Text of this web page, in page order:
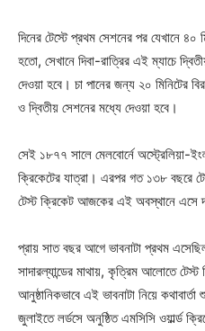
দিনের টেস্টে প্রথম সেশনের পর যেখানে ৪০
হতো, সেখানে দিবা-রাত্রির এই ম্যাচে
দেওয়া হবে। চা পানের জন্য ২০ মিনিটের
ও দ্বিতীয় সেশনের মধ্যে দেওয়া হবে।
সেই ১৮৭৭ সালে মেলবোর্নে অস্ট্রেলিয়া-
ক্রিকেটের যাত্রা। এরপর গত ১৩৮ বছরে
টেস্ট ক্রিকেট আজকের এই অবস্থানে এসে
প্রায় সাত বছর আগে ভাবনাটা প্রথম
সাদারল্যান্ডের মাথায়, কৃত্রিম আলোতে
আনুষ্ঠানিকভাবে এই ভাবনাটা নিয়ে
জুলাইতে লর্ডসে অনুষ্ঠিত এমসিসি ওয়ার্ল্ড